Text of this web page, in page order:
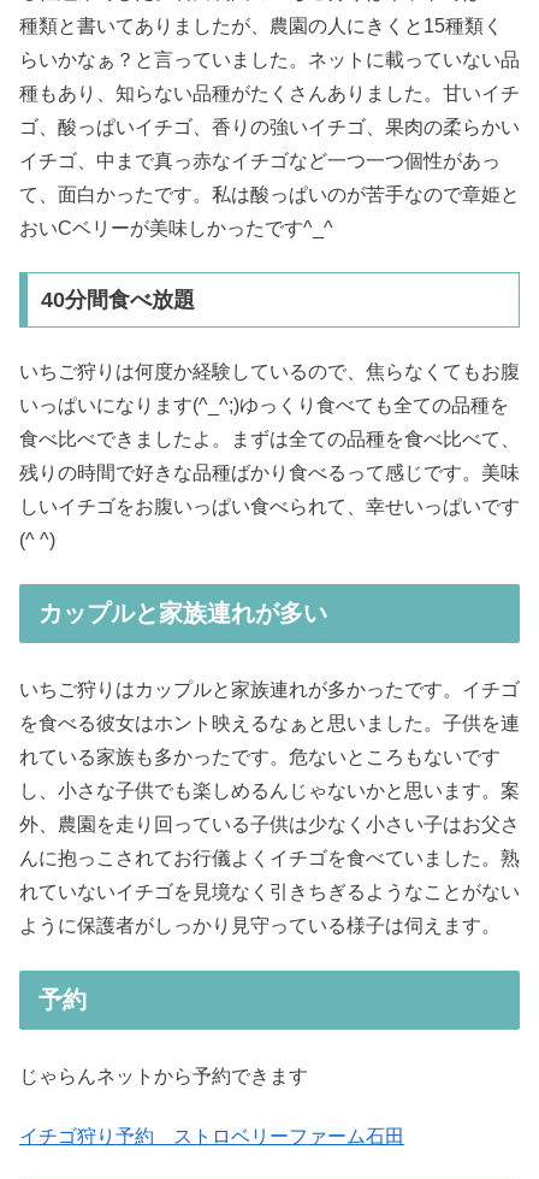
種類と書いてありましたが、農園の人にきくと15種類く
らいかなぁ？と言っていました。ネットに載っていない品
種もあり、知らない品種がたくさんありました。甘いイチ
ゴ、酸っぱいイチゴ、香りの強いイチゴ、果肉の柔らかい
イチゴ、中まで真っ赤なイチゴなど一つ一つ個性があっ
て、面白かったです。私は酸っぱいのが苦手なので章姫と
おいCベリーが美味しかったです^_^
40分間食べ放題
いちご狩りは何度か経験しているので、焦らなくてもお腹
いっぱいになります(^_^;)ゆっくり食べても全ての品種を
食べ比べできましたよ。まずは全ての品種を食べ比べて、
残りの時間で好きな品種ばかり食べるって感じです。美味
しいイチゴをお腹いっぱい食べられて、幸せいっぱいです
(^ ^)
カップルと家族連れが多い
いちご狩りはカップルと家族連れが多かったです。イチゴ
を食べる彼女はホント映えるなぁと思いました。子供を連
れている家族も多かったです。危ないところもないです
し、小さな子供でも楽しめるんじゃないかと思います。案
外、農園を走り回っている子供は少なく小さい子はお父さ
んに抱っこされてお行儀よくイチゴを食べていました。熟
れていないイチゴを見境なく引きちぎるようなことがない
ように保護者がしっかり見守っている様子は伺えます。
予約
じゃらんネットから予約できます
イチゴ狩り予約 ストロベリーファーム石田